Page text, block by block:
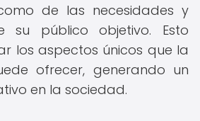
de las necesidades y
su público objetivo. Esto
los aspectos únicos que la
ofrecer, generando un
en la sociedad.